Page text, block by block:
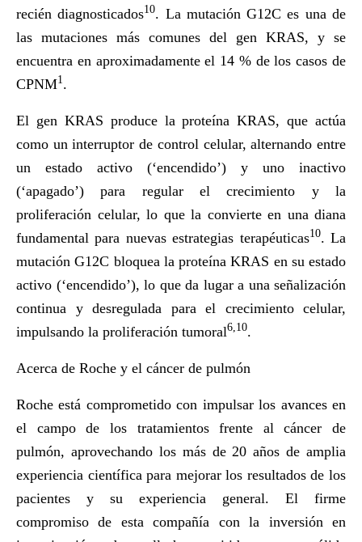
recién diagnosticados10. La mutación G12C es una de
las mutaciones más comunes del gen KRAS, y se
encuentra en aproximadamente el 14 % de los casos de
CPNM1.
El gen KRAS produce la proteína KRAS, que actúa
como un interruptor de control celular, alternando entre
un estado activo (‘encendido’) y uno inactivo
(‘apagado’) para regular el crecimiento y la
proliferación celular, lo que la convierte en una diana
fundamental para nuevas estrategias terapéuticas10. La
mutación G12C bloquea la proteína KRAS en su estado
activo (‘encendido’), lo que da lugar a una señalización
continua y desregulada para el crecimiento celular,
impulsando la proliferación tumoral6,10.
Acerca de Roche y el cáncer de pulmón
Roche está comprometido con impulsar los avances en
el campo de los tratamientos frente al cáncer de
pulmón, aprovechando los más de 20 años de amplia
experiencia científica para mejorar los resultados de los
pacientes y su experiencia general. El firme
compromiso de esta compañía con la inversión en